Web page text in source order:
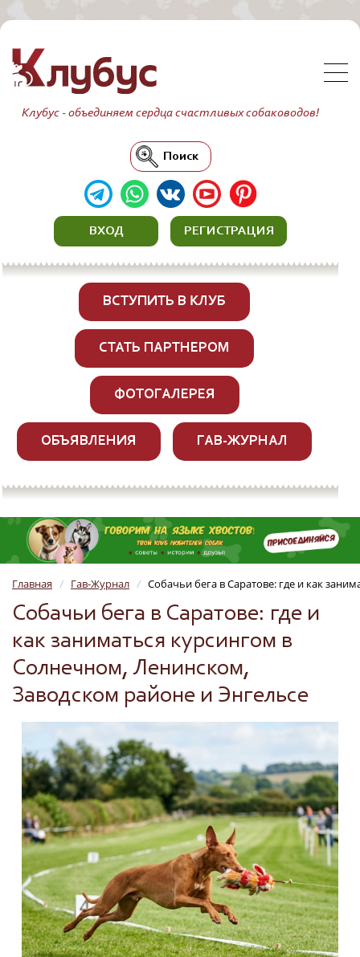
Клубус - объединяем сердца счастливых собаководов!
Поиск
ВХОД РЕГИСТРАЦИЯ
ВСТУПИТЬ В КЛУБ
СТАТЬ ПАРТНЕРОМ
ФОТОГАЛЕРЕЯ
ОБЪЯВЛЕНИЯ ГАВ-ЖУРНАЛ
Главная / Гав-Журнал / Собачьи бега в Саратове: где и как
Собачьи бега в Саратове: где и
как заниматься курсингом в
Солнечном, Ленинском,
Заводском районе и Энгельсе